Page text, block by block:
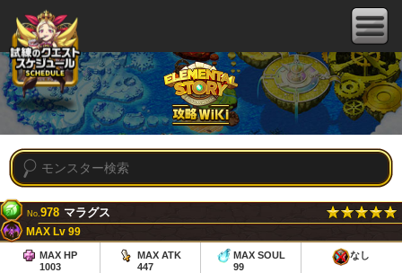
No.978 マラグス
MAX Lv 99
MAX HP
1003
MAX ATK
447
MAX SOUL
99
なし